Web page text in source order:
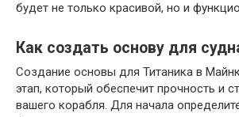
будет не только красивой, но и
Как создать основу для
Создание основы для Титаника в
этап, который обеспечит прочность и
вашего корабля. Для начала